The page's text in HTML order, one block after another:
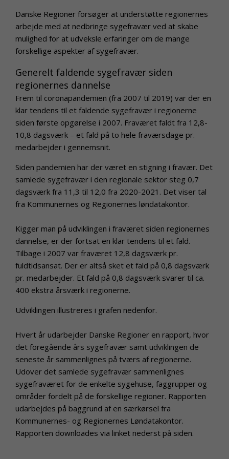
Danske Regioner forsøger at understøtte regionernes
arbejde med at nedbringe sygefravær ved at skabe
mulighed for at udveksle erfaringer om de mange
forskellige aspekter af sygefravær.
Generelt faldende sygefravær siden
regionernes dannelse
Frem til coronapandemien (fra 2007 til 2019) var der en
klar tendens til et faldende sygefravær i regionerne
siden første opgørelse i 2007. Fraværet faldt fra 12,8-
10,8 dagsværk – et fald på to hele fraværsdage pr.
medarbejder i gennemsnit.
Siden pandemien har der været en stigning i fravær. Det
samlede sygefravær i den regionale sektor steg 0,7
dagsværk fra 11,3 til 12,0 fra 2020-2021. Det viser tal
fra Kommunernes og Regionernes løndatakontor.
Kigger man på udviklingen i fraværet siden regionernes
dannelse, er der fortsat en klar tendens til et fald.
Tilbage i 2007 var fraværet 12,8 dagsværk pr.
fuldtidsansat. Der er altså sket et fald på 0,8 dagsværk
pr. medarbejder. Et fald på 0,8 dagsværk svarer til ca.
400 ekstra årsværk i regionerne.
Udviklingen illustreres i grafen nedenfor.
Hvert år udarbejder Danske Regioner en rapport, hvor
det foregående års sygefravær samt udviklingen de
seneste år sammenlignes på tværs af regionerne.
Udover det samlede sygefravær sammenlignes
sygefraværet for de enkelte sygehuse, faggrupper og
områder fordelt på de forskellige regioner. Rapporten
udarbejdes på baggrund af en særkørsel fra
Kommunernes- og Regionernes Løndatakontor.
Rapporten downloades via linket nederst på siden.